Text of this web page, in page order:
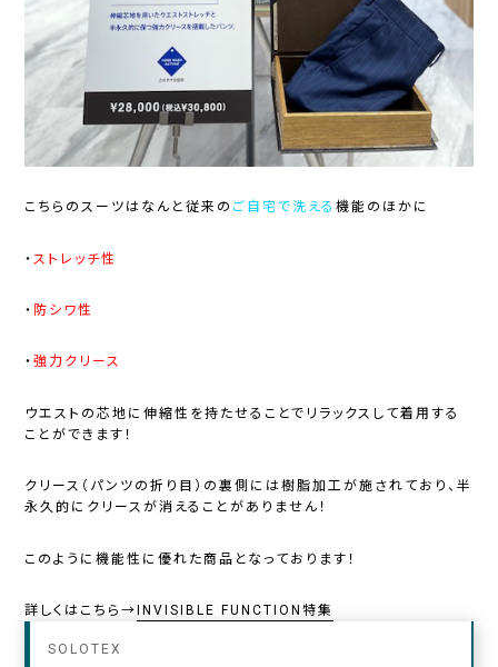
こちらのスーツはなんと従来の ご自宅で洗える機能のほかに
・ ストレッチ性
・ 防シワ性
・強力クリース
ウエストの芯地に伸縮性を持たせることでリラックスして着用する
ことができます！
クリース（パンツの折り目）の裏側には樹脂加工が施されており、半
永久的にクリースが消えることがありません！
このように機能性に優れた商品となっております！
詳しくはこちら→ INVISIBLE FUNCTION特集
SOLOTEX